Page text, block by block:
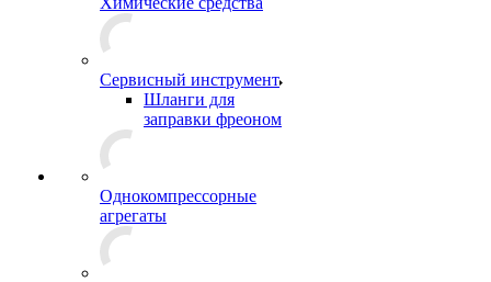
Сервисный инструмент
Шланги для
заправки фреоном
Однокомпрессорные
агрегаты